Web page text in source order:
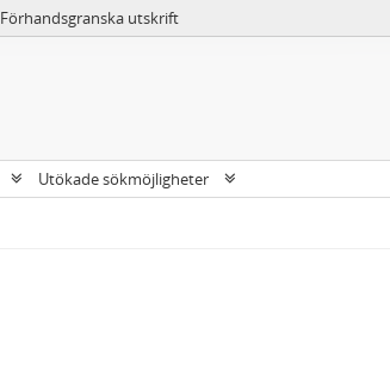
Förhandsgranska utskrift
Utökade sökmöjligheter